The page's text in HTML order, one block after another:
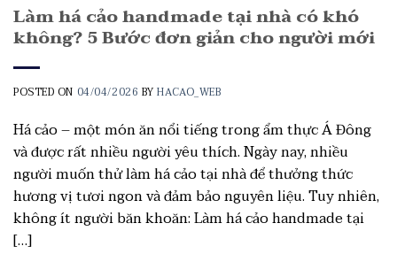
Làm há cảo handmade tại nhà có khó
không? 5 Bước đơn giản cho người mới
POSTED ON 04/04/2026 BYHACAO_WEB
Há cảo – một món ăn nổi tiếng trong ẩm thực Á Đông
và được rất nhiều người yêu thích. Ngày nay, nhiều
người muốn thử làm há cảo tại nhà để thưởng thức
hương vị tươi ngon và đảm bảo nguyên liệu. Tuy nhiên,
không ít người băn khoăn: Làm há cảo handmade tại
[…]